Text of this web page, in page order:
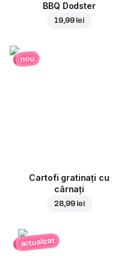
BBQ Dodster
19,99 lei
nou
Cartofi gratinați cu
cârnați
28,99 lei
actualizat